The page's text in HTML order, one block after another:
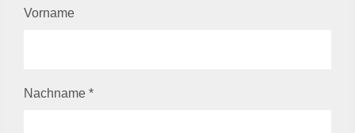
Vorname
Nachname *